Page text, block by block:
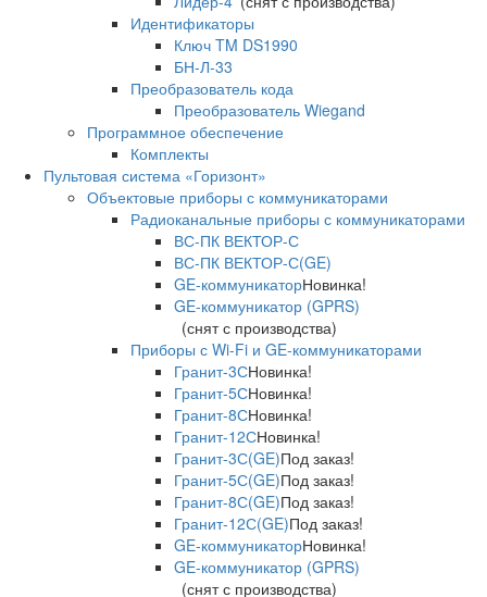
Идентификаторы
Ключ TM DS1990
БН-Л-33
Преобразователь кода
Преобразователь Wiegand
Программное обеспечение
Комплекты
Пультовая система «Горизонт»
Объектовые приборы с коммуникаторами
Радиоканальные приборы с коммуникаторами
ВС-ПК ВЕКТОР-С
ВС-ПК ВЕКТОР-С(GE)
GE-коммуникаторНовинка!
GE-коммуникатор (GPRS)
(снят с производства)
Приборы с Wi-Fi и GE-коммуникаторами
Гранит-3СНовинка!
Гранит-5СНовинка!
Гранит-8СНовинка!
Гранит-12СНовинка!
Гранит-3С(GE)Под заказ!
Гранит-5С(GE)Под заказ!
Гранит-8С(GE)Под заказ!
Гранит-12С(GE)Под заказ!
GE-коммуникаторНовинка!
GE-коммуникатор (GPRS)
(снят с производства)